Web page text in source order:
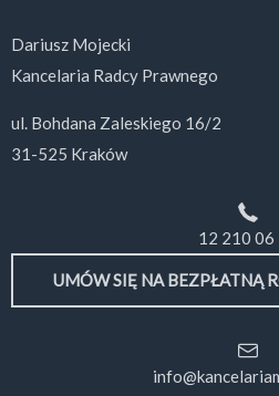
Dariusz Mojecki
Kancelaria Radcy Prawnego
ul. Bohdana Zaleskiego 16/2
31-525 Kraków
12 210 06
UMÓW SIĘ NA BEZPŁATNĄ